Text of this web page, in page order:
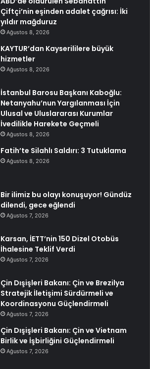
Çiftçi’nin eşinden adalet çağrısı: İki
yıldır mağduruz
Ağustos 8, 2026
KAYTUR’dan Kayserililere büyük
hizmetler
Ağustos 8, 2026
İstanbul Barosu Başkanı Kaboğlu:
Netanyahu’nun Yargılanması İçin
Ulusal ve Uluslararası Kurumlar
İvedilikle Harekete Geçmeli
Ağustos 8, 2026
Fatih’te Silahlı Saldırı: 3 Tutuklama
Ağustos 8, 2026
Bir ilimiz bu olayı konuşuyor! Gündüz
dilendi, gece eğlendi
Ağustos 7, 2026
Karsan, İETT’nin 150 Dizel Otobüs
İhalesine Teklif Verdi
Ağustos 7, 2026
Çin Dışişleri Bakanı: Çin ve Brezilya
Stratejik İletişimi Sürdürmeli ve
Koordinasyonu Güçlendirmeli
Ağustos 7, 2026
Çin Dışişleri Bakanı: Çin ve Vietnam
Birlik ve İşbirliğini Güçlendirmeli
Ağustos 7, 2026